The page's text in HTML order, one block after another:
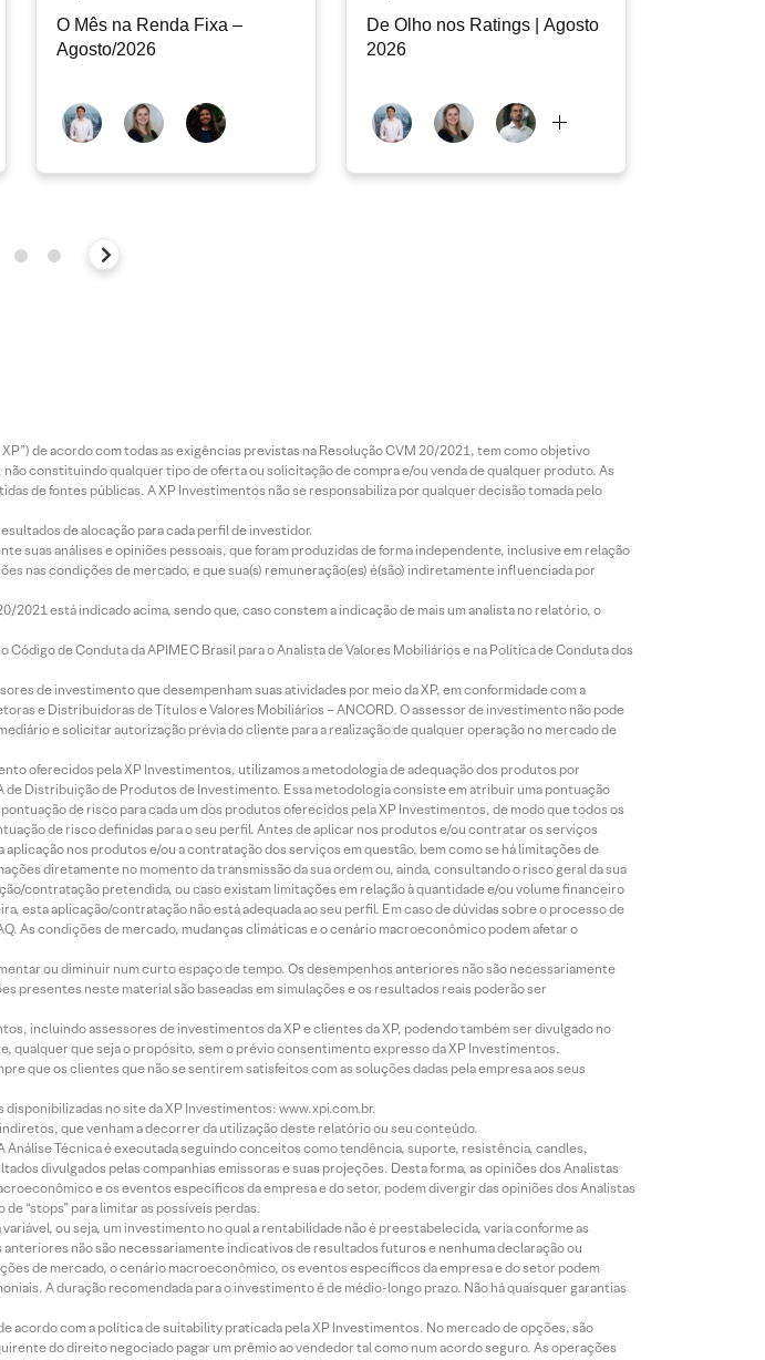
O Mês na Renda Fixa –
Agosto/2026
De Olho nos Ratings | Agosto
2026
de acordo com todas as exigências previstas na Resolução CVM 20/2021, tem como objetivo
constituindo qualquer tipo de oferta ou solicitação de compra e/ou venda de qualquer produto. As
de fontes públicas. A XP Investimentos não se responsabiliza por qualquer decisão tomada pelo
de alocação para cada perfil de investidor.
suas análises e opiniões pessoais, que foram produzidas de forma independente, inclusive em relação
nas condições de mercado, e que sua(s) remuneração(es) é(são) indiretamente influenciada por
está indicado acima, sendo que, caso constem a indicação de mais um analista no relatório, o
de Conduta da APIMEC Brasil para o Analista de Valores Mobiliários e na Política de Conduta dos
de investimento que desempenham suas atividades por meio da XP, em conformidade com a
e Distribuidoras de Títulos e Valores Mobiliários – ANCORD. O assessor de investimento não pode
e solicitar autorização prévia do cliente para a realização de qualquer operação no mercado de
oferecidos pela XP Investimentos, utilizamos a metodologia de adequação dos produtos por
Distribuição de Produtos de Investimento. Essa metodologia consiste em atribuir uma pontuação
de risco para cada um dos produtos oferecidos pela XP Investimentos, de modo que todos os
de risco definidas para o seu perfil. Antes de aplicar nos produtos e/ou contratar os serviços
nos produtos e/ou a contratação dos serviços em questão, bem como se há limitações de
diretamente no momento da transmissão da sua ordem ou, ainda, consultando o risco geral da sua
contratação pretendida, ou caso existam limitações em relação à quantidade e/ou volume financeiro
esta aplicação/contratação não está adequada ao seu perfil. Em caso de dúvidas sobre o processo de
As condições de mercado, mudanças climáticas e o cenário macroeconômico podem afetar o
ou diminuir num curto espaço de tempo. Os desempenhos anteriores não são necessariamente
presentes neste material são baseadas em simulações e os resultados reais poderão ser
incluindo assessores de investimentos da XP e clientes da XP, podendo também ser divulgado no
qualquer que seja o propósito, sem o prévio consentimento expresso da XP Investimentos.
que os clientes que não se sentirem satisfeitos com as soluções dadas pela empresa aos seus
no site da XP Investimentos: www.xpi.com.br.
que venham a decorrer da utilização deste relatório ou seu conteúdo.
Análise Técnica é executada seguindo conceitos como tendência, suporte, resistência, candles,
divulgados pelas companhias emissoras e suas projeções. Desta forma, as opiniões dos Analistas
e os eventos específicos da empresa e do setor, podem divergir das opiniões dos Analistas
“stops” para limitar as possíveis perdas.
ou seja, um investimento no qual a rentabilidade não é preestabelecida, varia conforme as
não são necessariamente indicativos de resultados futuros e nenhuma declaração ou
de mercado, o cenário macroeconômico, os eventos específicos da empresa e do setor podem
A duração recomendada para o investimento é de médio-longo prazo. Não há quaisquer garantias
com a política de suitability praticada pela XP Investimentos. No mercado de opções, são
do direito negociado pagar um prêmio ao vendedor tal como num acordo seguro. As operações